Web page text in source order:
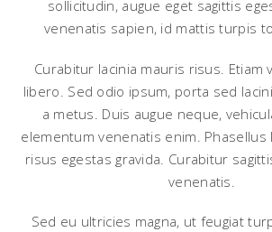
sollicitudin, augue eget sagittis
venenatis sapien, id mattis turpis
Curabitur lacinia mauris risus. Etiam
libero. Sed odio ipsum, porta sed
a metus. Duis augue neque,
elementum venenatis enim.
risus egestas gravida. Curabitur
venenatis.
Sed eu ultricies magna, ut feugiat